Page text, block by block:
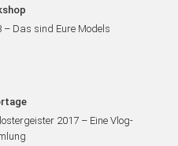
– Das sind Eure Models
2017 – Eine Vlog-